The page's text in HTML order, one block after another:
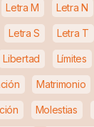
Letra M Letra N
Letra S Letra T
Libertad Límites
Matrimonio
Molestias